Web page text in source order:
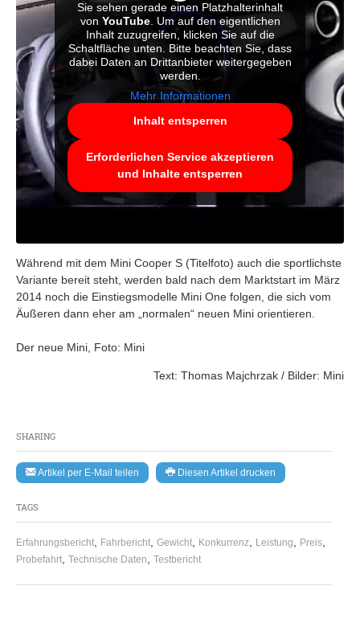
SHARING
Artikel per E-Mail teilen Diesen Artikel drucken
TAGS
Erfahrungsbericht Fahrbericht Gewicht Konkurrenz Leistung Preis
Probefahrt Technische Daten Testbericht
Sie sehen gerade einen Platzhalterinhalt
von YouTube. Um auf den eigentlichen
Inhalt zuzugreifen, klicken Sie auf die
Schaltfläche unten. Bitte beachten Sie, dass
dabei Daten an Drittanbieter weitergegeben
werden.
Mehr Informationen
Inhalt entsperren
Erforderlichen Service akzeptieren
und Inhalte entsperren
Während mit dem Mini Cooper S (Titelfoto) auch die sportlichste
Variante bereit steht, werden bald nach dem Marktstart im März
2014 noch die Einstiegsmodelle Mini One folgen, die sich vom
Äußeren dann eher am „normalen“ neuen Mini orientieren.
Der neue Mini, Foto: Mini
Text: Thomas Majchrzak / Bilder: Mini